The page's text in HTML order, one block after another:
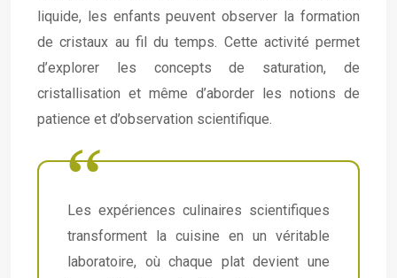
liquide, les enfants peuvent observer la formation
de cristaux au fil du temps. Cette activité permet
d’explorer les concepts de saturation, de
cristallisation et même d’aborder les notions de
patience et d’observation scientifique.
Les expériences culinaires scientifiques
transforment la cuisine en un véritable
laboratoire, où chaque plat devient une